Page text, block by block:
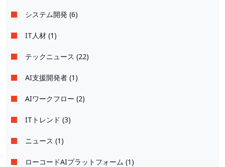
システム開発 (6)
IT人材 (1)
テックニュース (22)
AI支援開発者 (1)
AIワークフロー (2)
ITトレンド (3)
ニュース (1)
ローコードAIプラットフォーム (1)